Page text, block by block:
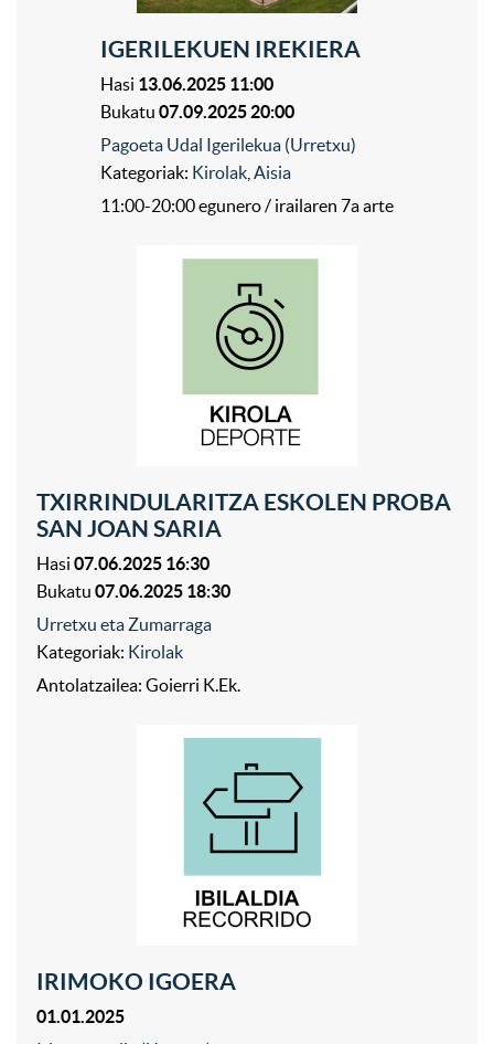
IGERILEKUEN IREKIERA
Hasi 13.06.2025 11:00
Bukatu 07.09.2025 20:00
Pagoeta Udal Igerilekua (Urretxu)
Kategoriak: Kirolak Aisia
11:00-20:00 egunero / irailaren 7a arte
TXIRRINDULARITZA ESKOLEN PROBA
SAN JOAN SARIA
Hasi 07.06.2025 16:30
Bukatu 07.06.2025 18:30
Urretxu eta Zumarraga
Kategoriak: Kirolak
Antolatzailea: Goierri K.Ek.
IRIMOKO IGOERA
01.01.2025